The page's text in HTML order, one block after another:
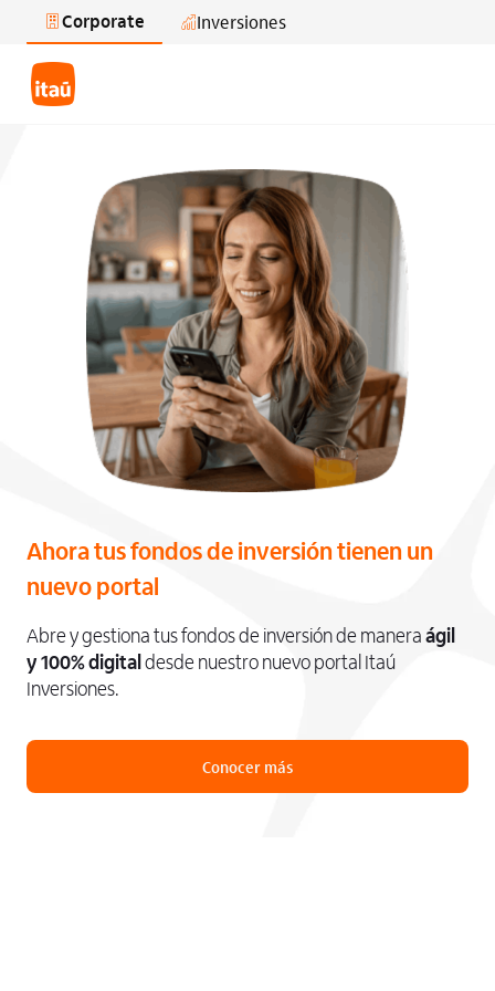
Saltar al contenido principal
Corporate Inversiones
Ahora tus fondos de inversión tienen un
nuevo portal
Abre y gestiona tus fondos de inversión de manera ágil
y 100% digitaldesde nuestro nuevo portal Itaú
Inversiones.
Conocer más